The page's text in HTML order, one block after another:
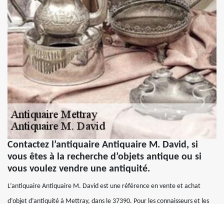
Contactez l’antiquaire Antiquaire M. David, si
vous êtes à la recherche d’objets antique ou si
vous voulez vendre une antiquité.
L’antiquaire Antiquaire M. David est une référence en vente et achat
d’objet d’antiquité à Mettray, dans le 37390. Pour les connaisseurs et les